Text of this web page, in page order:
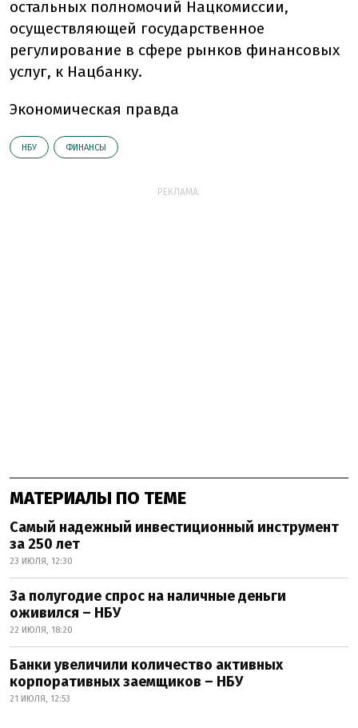
остальных полномочий Нацкомиссии,
осуществляющей государственное
регулирование в сфере рынков финансовых
услуг, к Нацбанку.
Экономическая правда
НБУ ФИНАНСЫ
РЕКЛАМА:
МАТЕРИАЛЫ ПО ТЕМЕ
Самый надежный инвестиционный инструмент
за 250 лет
23 ИЮЛЯ, 12:30
За полугодие спрос на наличные деньги
оживился – НБУ
22 ИЮЛЯ, 18:20
Банки увеличили количество активных
корпоративных заемщиков – НБУ
21 ИЮЛЯ, 12:53